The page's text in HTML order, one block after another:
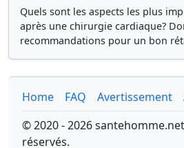
Quels sont les aspects les plus
après une chirurgie cardiaque?
recommandations pour un bon
Home FAQ Avertissement
© 2020 - 2026
réservés.